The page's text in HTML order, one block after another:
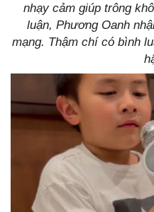
nhạy cảm giúp trông
luận, Phương Oanh
mạng. Thậm chí có bình